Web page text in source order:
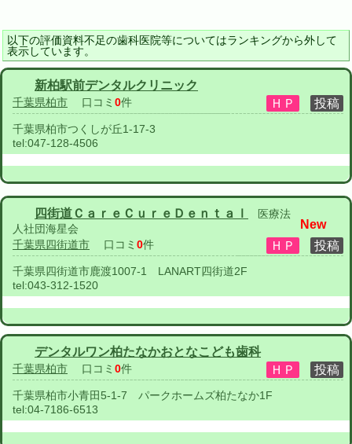
以下の評価資料不足の歯科医院等についてはランキングから外して
表示しています。
新柏駅前デンタルクリニック
千葉県柏市 口コミ 0件
千葉県柏市つくしが丘1-17-3
tel:047-128-4506
四街道ＣａｒｅＣｕｒｅＤｅｎｔａｌ
医療法
人社団海星会
New
千葉県四街道市 口コミ 0件
千葉県四街道市鹿渡1007-1 LANART四街道2F
tel:043-312-1520
デンタルワン柏たなかおとなこども歯科
千葉県柏市 口コミ 0件
千葉県柏市小青田5-1-7 パークホームズ柏たなか1F
tel:04-7186-6513